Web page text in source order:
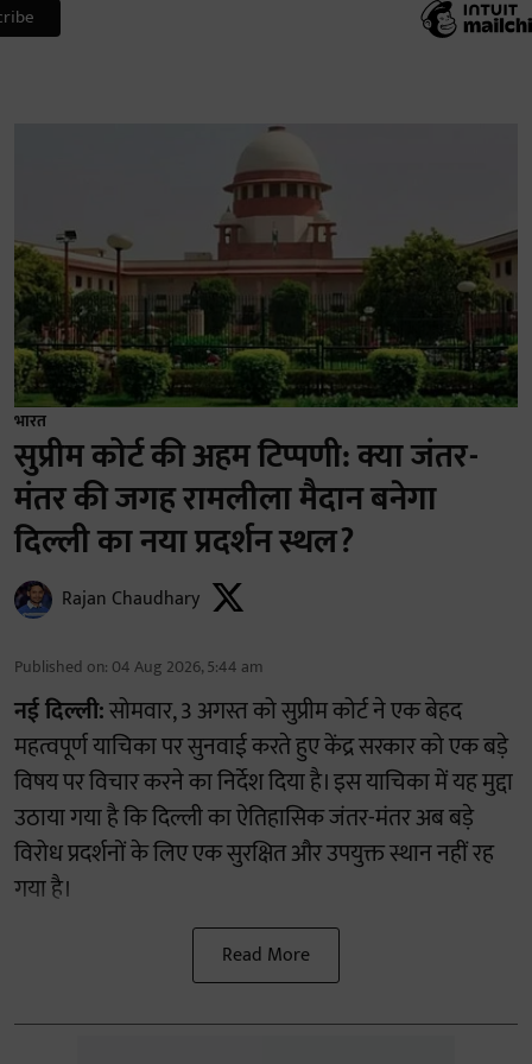
भारत
सुप्रीम कोर्ट की अहम टिप्पणी: क्या जंतर-
मंतर की जगह रामलीला मैदान बनेगा
दिल्ली का नया प्रदर्शन स्थल?
Rajan Chaudhary
Published on: 04 Aug 2026, 5:44 am
नई दिल्ली:सोमवार, 3 अगस्त को सुप्रीम कोर्ट ने एक बेहद
महत्वपूर्ण याचिका पर सुनवाई करते हुए केंद्र सरकार को एक बड़े
विषय पर विचार करने का निर्देश दिया है। इस याचिका में यह मुद्दा
उठाया गया है कि दिल्ली का ऐतिहासिक जंतर-मंतर अब बड़े
विरोध प्रदर्शनों के लिए एक सुरक्षित और उपयुक्त स्थान नहीं रह
गया है।
Read More